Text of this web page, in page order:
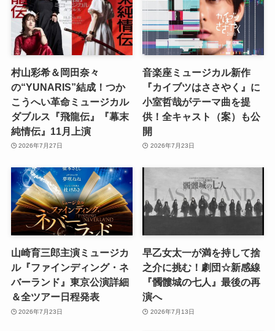
村山彩希＆岡田奈々
の“YUNARIS”結成！つか
こうへい革命ミュージカル
ダブルス『飛龍伝』『幕末
純情伝』11月上演
2026年7月27日
音楽座ミュージカル新作
『カイブツはささやく』に
小室哲哉がテーマ曲を提
供！全キャスト（案）も公
開
2026年7月23日
山崎育三郎主演ミュージカ
ル『ファインディング・ネ
バーランド』東京公演詳細
＆全ツアー日程発表
2026年7月23日
早乙女太一が満を持して捨
之介に挑む！劇団☆新感線
『髑髏城の七人』最後の再
演へ
2026年7月13日